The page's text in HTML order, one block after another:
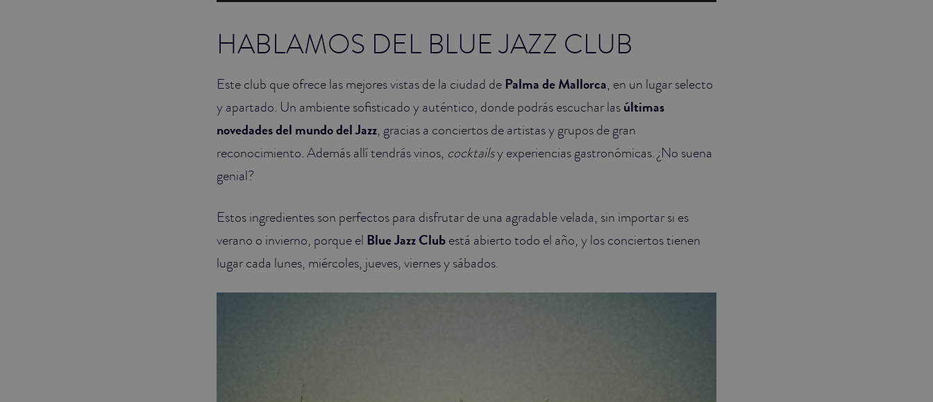
HABLAMOS DEL BLUE JAZZ CLUB
Este club que ofrece las mejores vistas de la ciudad dePalma de Mallorca, en un lugar selecto
y apartado. Un ambiente sofisticado y auténtico, donde podrás escuchar lasúltimas
novedades del mundo del Jazz, gracias a conciertos de artistas y grupos de gran
reconocimiento. Además allí tendrás vinos, cocktailsy experiencias gastronómicas. ¿No suena
genial?
Estos ingredientes son perfectos para disfrutar de una agradable velada, sin importar si es
verano o invierno, porque el Blue Jazz Clubestá abierto todo el año, y los conciertos tienen
lugar cada lunes, miércoles, jueves, viernes y sábados.